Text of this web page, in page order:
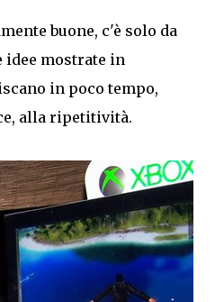
buone, c'è solo da
idee mostrate in
in poco tempo,
alla ripetitività.